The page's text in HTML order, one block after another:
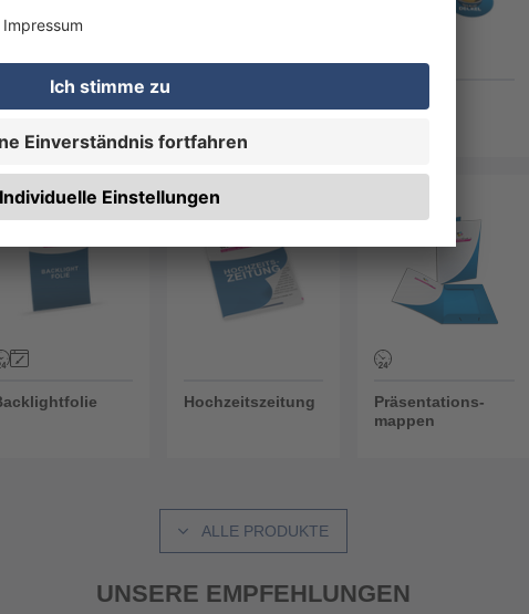
Backlightfolie Hochzeitszeitung
Hochzeitszeitung
Präsentations-
mappen
ALLE PRODUKTE
UNSERE EMPFEHLUNGEN